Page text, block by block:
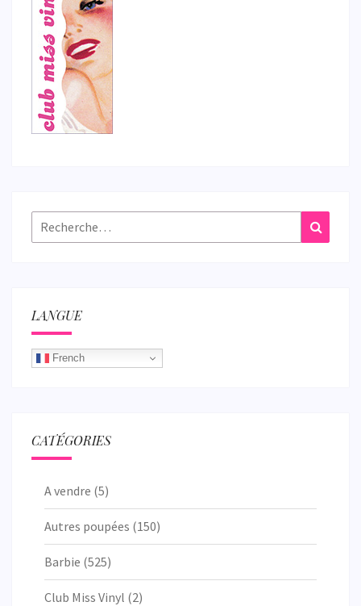
Rechercher :
LANGUE
French
CATÉGORIES
A vendre (5)
Autres poupées (150)
Barbie (525)
Club Miss Vinyl (2)